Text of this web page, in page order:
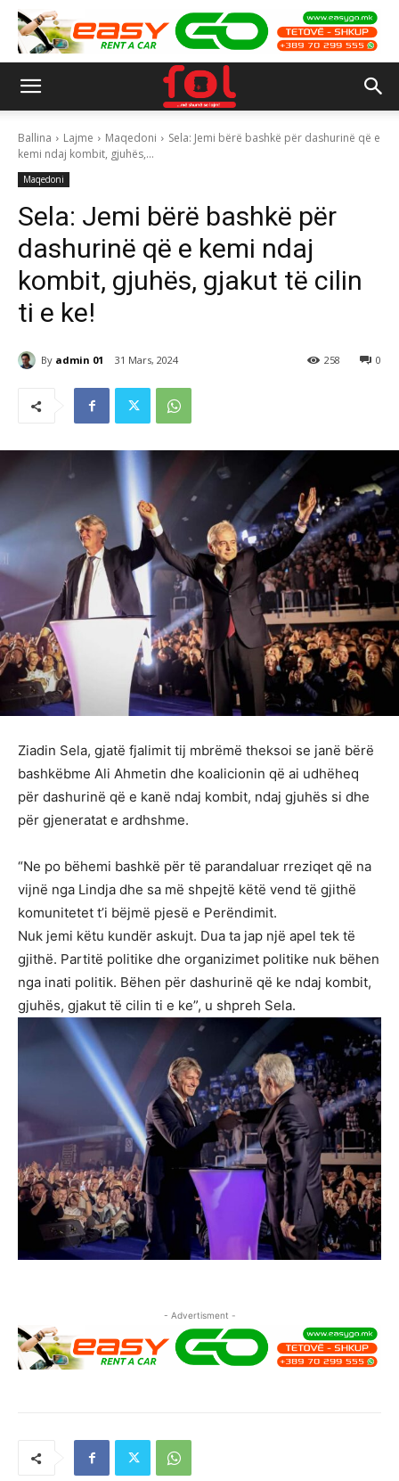
Ballina Lajme Maqedoni
Sela: Jemi bërë bashkë për dashurinë që e
kemi ndaj kombit, gjuhës,...
Maqedoni
Sela: Jemi bërë bashkë për
dashurinë që e kemi ndaj
kombit, gjuhës, gjakut të cilin
ti e ke!
By admin 01 31 Mars, 2024 0
258
Ziadin Sela, gjatë fjalimit tij mbrëmë theksoi se janë bërë
bashkëbme Ali Ahmetin dhe koalicionin që ai udhëheq
për dashurinë që e kanë ndaj kombit, ndaj gjuhës si dhe
për gjeneratat e ardhshme.
“Ne po bëhemi bashkë për të parandaluar rreziqet që na
vijnë nga Lindja dhe sa më shpejtë këtë vend të gjithë
komunitetet t’i bëjmë pjesë e Perëndimit.
Nuk jemi këtu kundër askujt. Dua ta jap një apel tek të
gjithë. Partitë politike dhe organizimet politike nuk bëhen
nga inati politik. Bëhen për dashurinë që ke ndaj kombit,
gjuhës, gjakut të cilin ti e ke”, u shpreh Sela.
- Advertisment -